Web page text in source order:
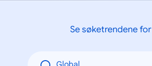
Se søketrendene for